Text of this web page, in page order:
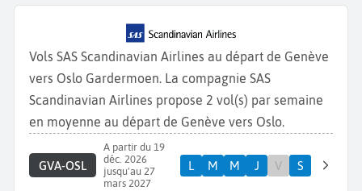
Vols SAS Scandinavian Airlines au départ de Genève
vers Oslo Gardermoen. La compagnie SAS
Scandinavian Airlines propose 2 vol(s) par semaine
en moyenne au départ de Genève vers Oslo.
GVA-OSL
A partir du 19
déc. 2026
jusqu'au 27
mars 2027
L M M J V S